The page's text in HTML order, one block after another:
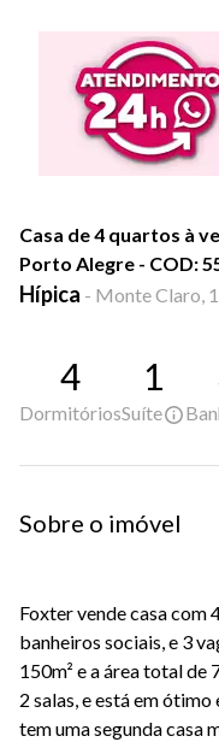
Casa de 4 quartos à
Porto Alegre - COD:
Hípica - Monte Claro,
4
Dormitórios
1
Suíte
Sobre o imóvel
Foxter vende casa com
banheiros sociais, e 3
150m² e a área total de
2 salas, e está em
tem uma segunda casa